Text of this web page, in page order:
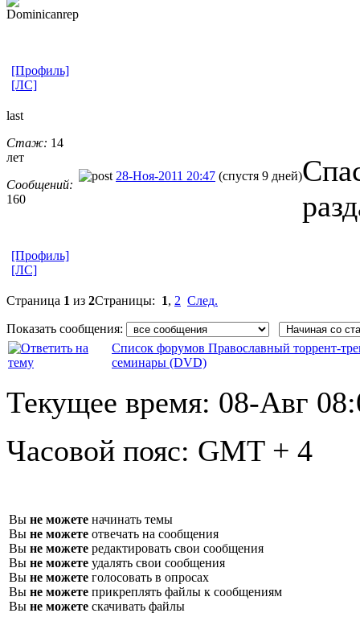
[Профиль]
[ЛС]
last
Стаж: 14
лет
Сообщений:
160
28-Ноя-2011 20:47 (спустя 9 дней)
[Профиль]
[ЛС]
Страница 1 из 2Страницы: 1, 2 След.
Показать сообщения:
Список форумов Православный торрент-
семинары (DVD)
Текущее время: 08-Авг
Часовой пояс: GMT + 4
Вы не можете начинать темы
Вы не можете отвечать на сообщения
Вы не можете редактировать свои сообщения
Вы не можете удалять свои сообщения
Вы не можете голосовать в опросах
Вы не можете прикреплять файлы к сообщениям
Вы не можете скачивать файлы